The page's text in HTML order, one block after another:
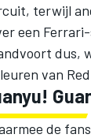
terwijl
een
dus,
van
de